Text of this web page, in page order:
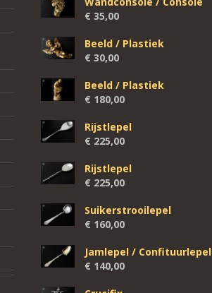
€ 35,00
Beeld / Plastiek
€ 30,00
Beeld / Plastiek
€ 180,00
Rijstlepel
€ 225,00
Rijstlepel
€ 225,00
Suikerstrooilepel
€ 160,00
Jamlepel / Confituurlepel
€ 140,00